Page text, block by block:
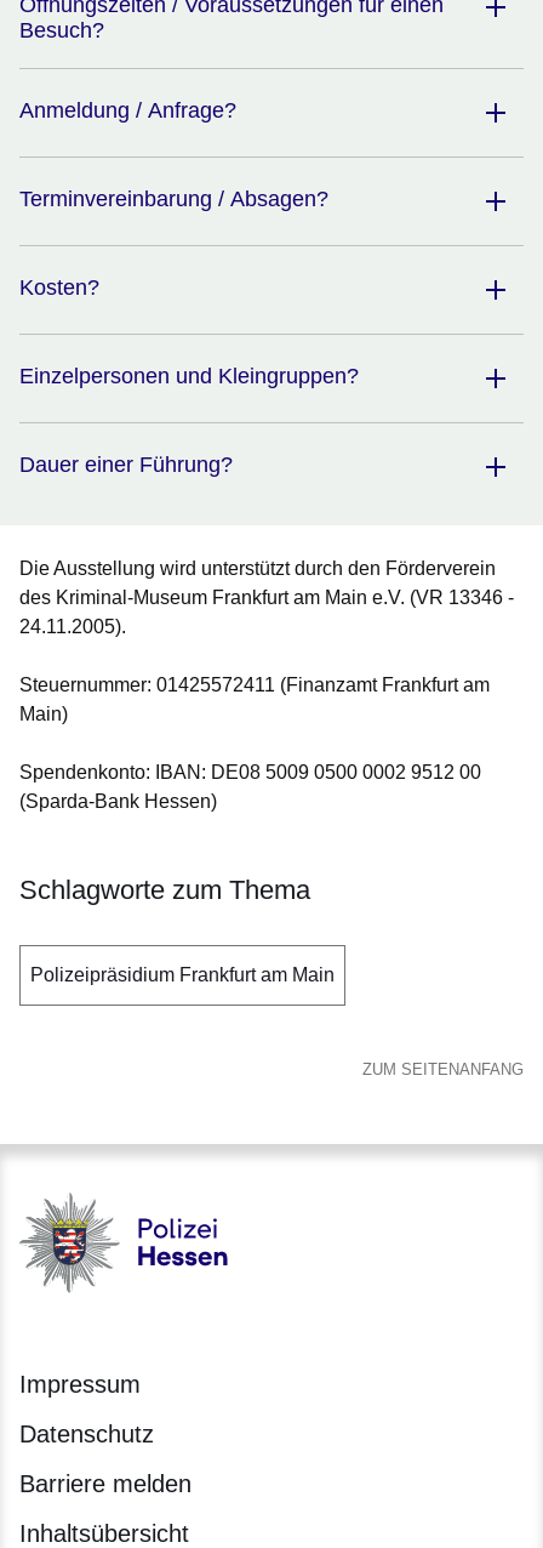
Öffnungszeiten / Voraussetzungen für einen
Besuch?
Anmeldung / Anfrage?
Terminvereinbarung / Absagen?
Kosten?
Einzelpersonen und Kleingruppen?
Dauer einer Führung?
Die Ausstellung wird unterstützt durch den Förderverein
des Kriminal-Museum Frankfurt am Main e.V. (VR 13346 -
24.11.2005).
Steuernummer: 01425572411 (Finanzamt Frankfurt am
Main)
Spendenkonto: IBAN: DE08 5009 0500 0002 9512 00
(Sparda-Bank Hessen)
Schlagworte zum Thema
Polizeipräsidium Frankfurt am Main
ZUM SEITENANFANG
Polizei - Polizei.hessen.de
Impressum
Datenschutz
Barriere melden
Inhaltsübersicht